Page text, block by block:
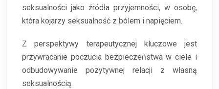
seksualności jako źródła przyjemności, w osobę,
która kojarzy seksualność z bólem i napięciem.
Z perspektywy terapeutycznej kluczowe jest
przywracanie poczucia bezpieczeństwa w ciele i
odbudowywanie pozytywnej relacji z własną
seksualnością.